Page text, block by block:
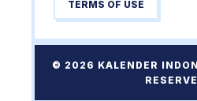
TERMS OF USE
© 2026 KALENDER